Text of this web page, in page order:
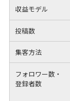
収益モデル
投稿数
集客方法
フォロワー数・
登録者数